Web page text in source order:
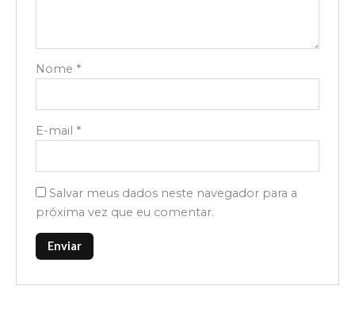
Nome *
E-mail *
Salvar meus dados neste navegador para a
próxima vez que eu comentar.